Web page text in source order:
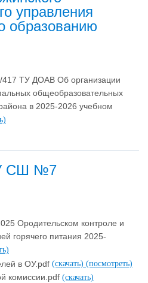
управления
образованию
417 ТУ ДОАВ Об организации
общеобразовательных
в 2025-2026 учебном
СШ №7
Ородительском контроле и
горячего питания 2025-
в ОУ.pdf (скачать) (посмотреть)
комиссии.pdf (скачать)